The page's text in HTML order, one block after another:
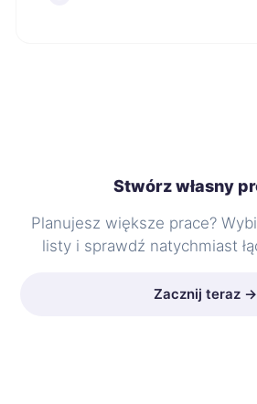
Stwórz własny
Planujesz większe prace?
listy i sprawdź natychmiast
Zacznij teraz →